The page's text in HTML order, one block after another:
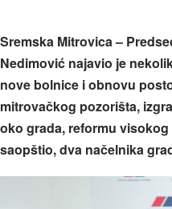
Sremska Mitrovica –
Nedimović najavio je
nove bolnice i obnovu
mitrovačkog pozorišta,
oko grada, reformu
saopštio, dva načelnika